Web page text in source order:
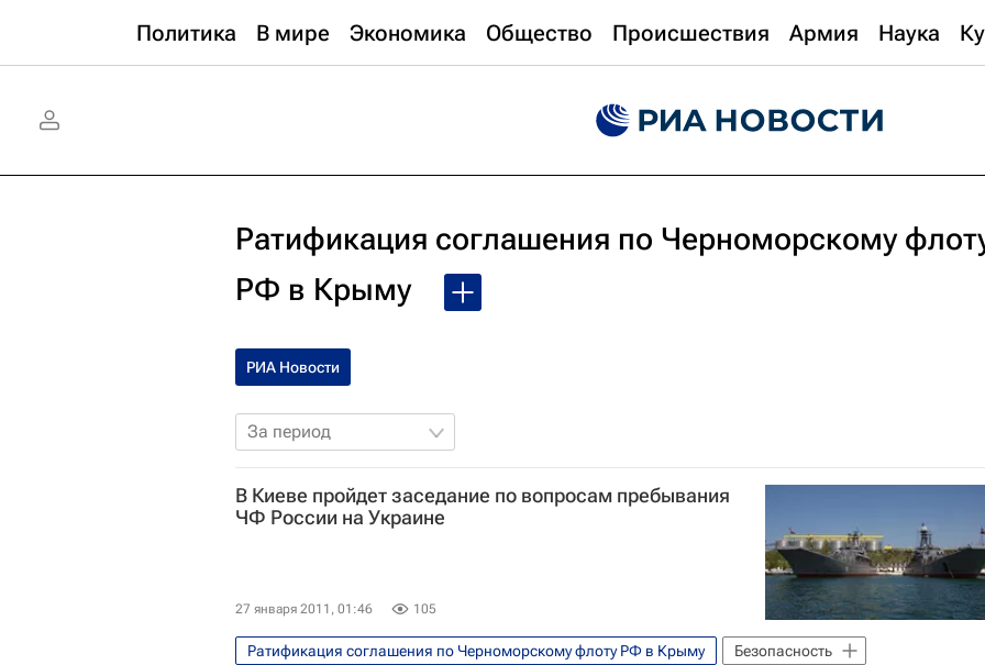
Политика В мире Экономика Общество Происшествия Армия Наука
Ратификация соглашения по Черноморскому
РФ в Крыму
РИА Новости
За период
В Киеве пройдет заседание по вопросам пребывания
ЧФ России на Украине
27 января 2011, 01:46 105
Ратификация соглашения по Черноморскому флоту РФ в Крыму Безопасность